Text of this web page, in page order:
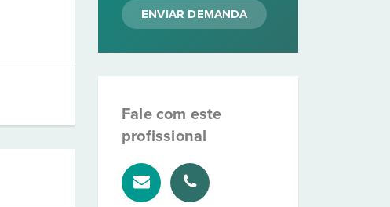
ENVIAR DEMANDA
Fale com este
profissional